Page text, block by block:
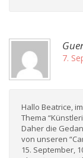
7.
Hallo Beatrice,
Thema
Daher die
von unseren
15. September,